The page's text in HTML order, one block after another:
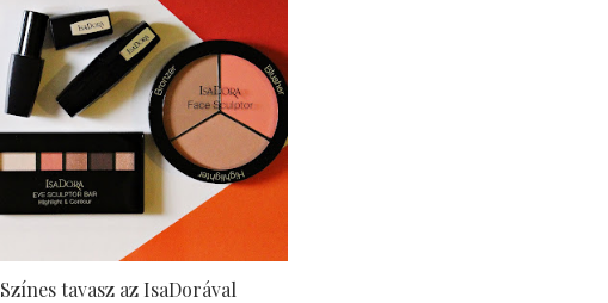
Színes tavasz az IsaDorával